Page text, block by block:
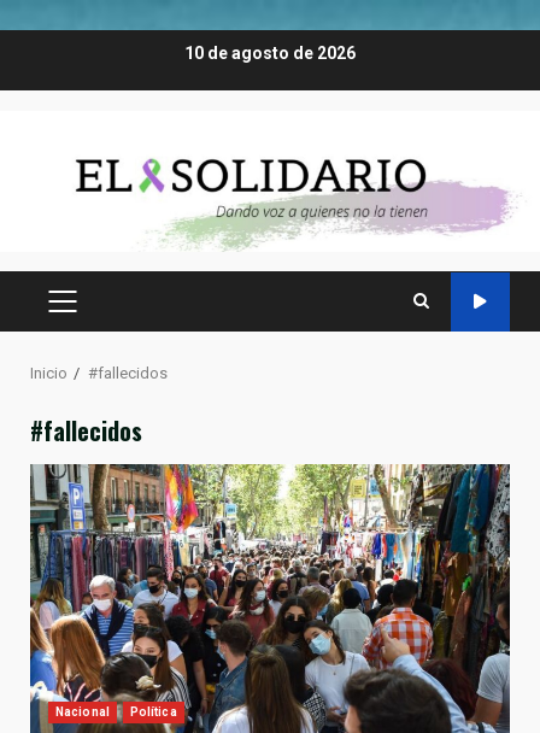
10 de agosto de 2026
MENÚ
Inicio #fallecidos
#fallecidos
Nacional Política